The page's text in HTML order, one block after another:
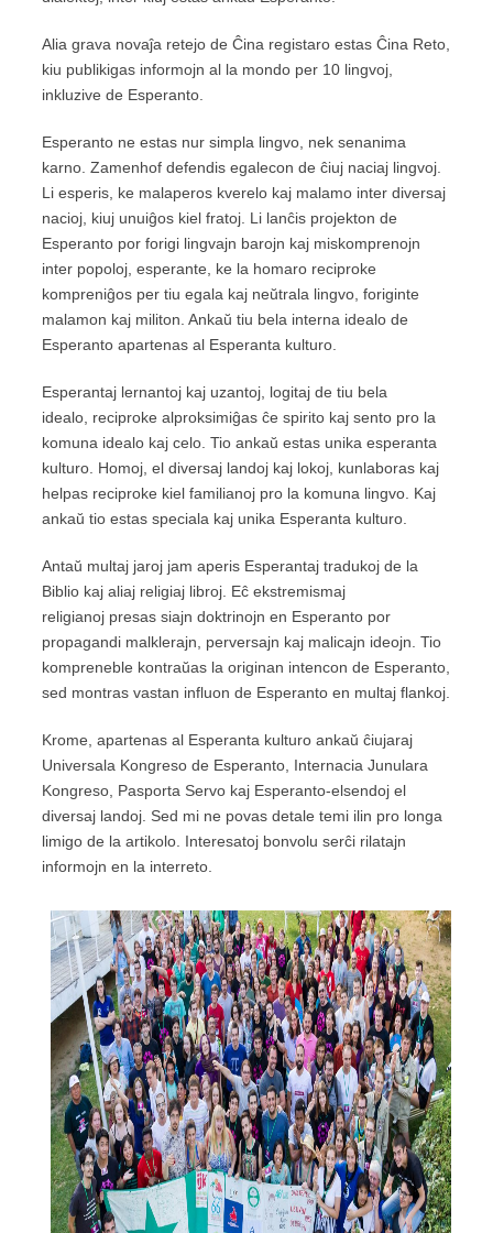
Alia grava novaĵa retejo de Ĉina registaro estas Ĉina Reto,
kiu publikigas informojn al la mondo per 10 lingvoj,
inkluzive de Esperanto.
Esperanto ne estas nur simpla lingvo, nek senanima
karno. Zamenhof defendis egalecon de ĉiuj naciaj lingvoj.
Li esperis, ke malaperos kverelo kaj malamo inter diversaj
nacioj, kiuj unuiĝos kiel fratoj. Li lanĉis projekton de
Esperanto por forigi lingvajn barojn kaj miskomprenojn
inter popoloj, esperante, ke la homaro reciproke
kompreniĝos per tiu egala kaj neŭtrala lingvo, foriginte
malamon kaj militon. Ankaŭ tiu bela interna idealo de
Esperanto apartenas al Esperanta kulturo.
Esperantaj lernantoj kaj uzantoj, logitaj de tiu bela
idealo, reciproke alproksimiĝas ĉe spirito kaj sento pro la
komuna idealo kaj celo. Tio ankaŭ estas unika esperanta
kulturo. Homoj, el diversaj landoj kaj lokoj, kunlaboras kaj
helpas reciproke kiel familianoj pro la komuna lingvo. Kaj
ankaŭ tio estas speciala kaj unika Esperanta kulturo.
Antaŭ multaj jaroj jam aperis Esperantaj tradukoj de la
Biblio kaj aliaj religiaj libroj. Eĉ ekstremismaj
religianoj presas siajn doktrinojn en Esperanto por
propagandi malklerajn, perversajn kaj malicajn ideojn. Tio
kompreneble kontraŭas la originan intencon de Esperanto,
sed montras vastan influon de Esperanto en multaj flankoj.
Krome, apartenas al Esperanta kulturo ankaŭ ĉiujaraj
Universala Kongreso de Esperanto, Internacia Junulara
Kongreso, Pasporta Servo kaj Esperanto-elsendoj el
diversaj landoj. Sed mi ne povas detale temi ilin pro longa
limigo de la artikolo. Interesatoj bonvolu serĉi rilatajn
informojn en la interreto.